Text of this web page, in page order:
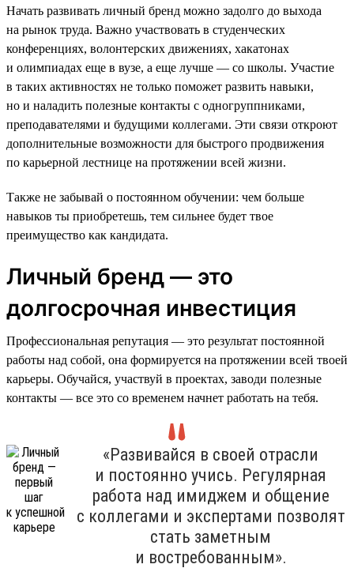
Начать развивать личный бренд можно задолго до выхода
на рынок труда. Важно участвовать в студенческих
конференциях, волонтерских движениях, хакатонах
и олимпиадах еще в вузе, а еще лучше — со школы. Участие
в таких активностях не только поможет развить навыки,
но и наладить полезные контакты с одногруппниками,
преподавателями и будущими коллегами. Эти связи откроют
дополнительные возможности для быстрого продвижения
по карьерной лестнице на протяжении всей жизни.
Также не забывай о постоянном обучении: чем больше
навыков ты приобретешь, тем сильнее будет твое
преимущество как кандидата.
Личный бренд — это
долгосрочная инвестиция
Профессиональная репутация — это результат постоянной
работы над собой, она формируется на протяжении всей твоей
карьеры. Обучайся, участвуй в проектах, заводи полезные
контакты — все это со временем начнет работать на тебя.
«Развивайся в своей отрасли
и постоянно учись. Регулярная
работа над имиджем и общение
с коллегами и экспертами позволят
стать заметным
и востребованным».